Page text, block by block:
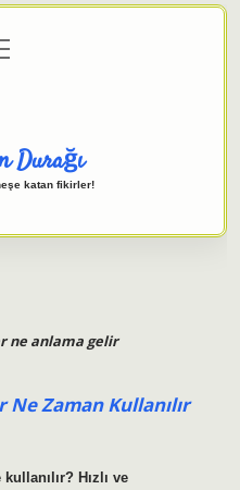
Durağı
katan fikirler!
ne anlama gelir
Ne Zaman Kullanılır
Hızlı ve